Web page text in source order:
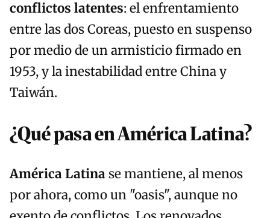
conflictos latentes: el enfrentamiento
entre las dos Coreas, puesto en suspenso
por medio de un armisticio firmado en
1953, y la inestabilidad entre China y
Taiwán.
¿Qué pasa en América Latina?
América Latina se mantiene, al menos
por ahora, como un "oasis", aunque no